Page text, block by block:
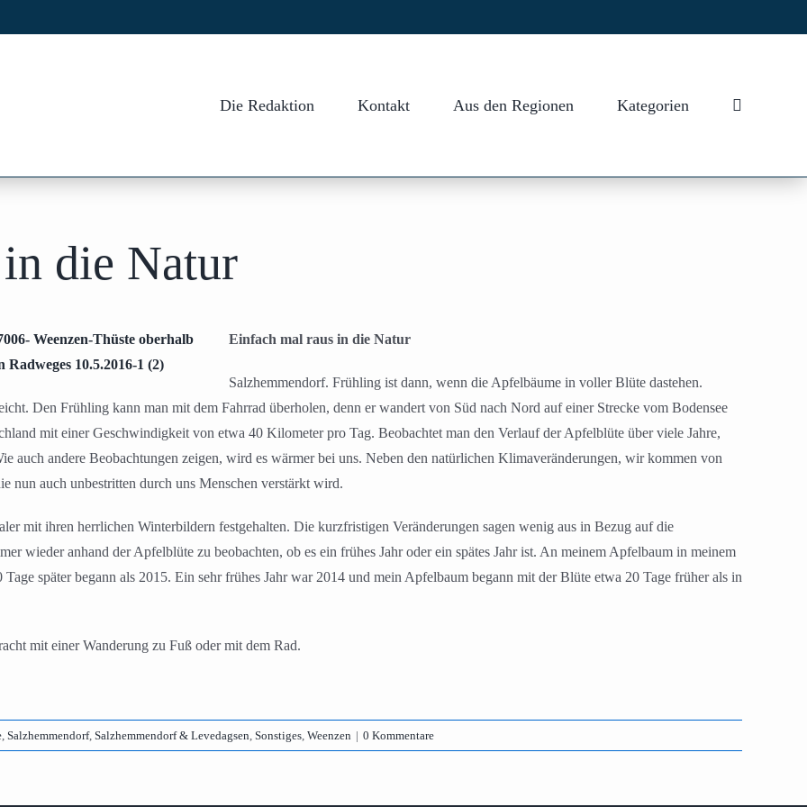
Die Redaktion Kontakt Aus den Regionen Kategorien
die Natur
Einfach mal raus in die Natur
Salzhemmendorf. Frühling ist dann, wenn die Apfelbäume in voller Blüte dastehen.
Den Frühling kann man mit dem Fahrrad überholen, denn er wandert von Süd nach Nord auf einer Strecke vom Bodensee
mit einer Geschwindigkeit von etwa 40 Kilometer pro Tag. Beobachtet man den Verlauf der Apfelblüte über viele Jahre,
auch andere Beobachtungen zeigen, wird es wärmer bei uns. Neben den natürlichen Klimaveränderungen, wir kommen von
nun auch unbestritten durch uns Menschen verstärkt wird.
mit ihren herrlichen Winterbildern festgehalten. Die kurzfristigen Veränderungen sagen wenig aus in Bezug auf die
wieder anhand der Apfelblüte zu beobachten, ob es ein frühes Jahr oder ein spätes Jahr ist. An meinem Apfelbaum in meinem
später begann als 2015. Ein sehr frühes Jahr war 2014 und mein Apfelbaum begann mit der Blüte etwa 20 Tage früher als in
mit einer Wanderung zu Fuß oder mit dem Rad.
, Salzhemmendorf, Salzhemmendorf & Levedagsen, Sonstiges, Weenzen | 0 Kommentare